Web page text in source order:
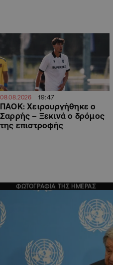
08.08.2026 19:47
ΠΑΟΚ: Χειρουργήθηκε ο
Σαρρής – Ξεκινά ο δρόμος
της επιστροφής
ΦΩΤΟΓΡΑΦΙΑ ΤΗΣ ΗΜΕΡΑΣ